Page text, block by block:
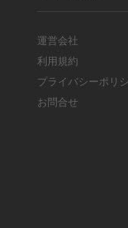
運営会社
利用規約
プライバシーポリ
お問合せ